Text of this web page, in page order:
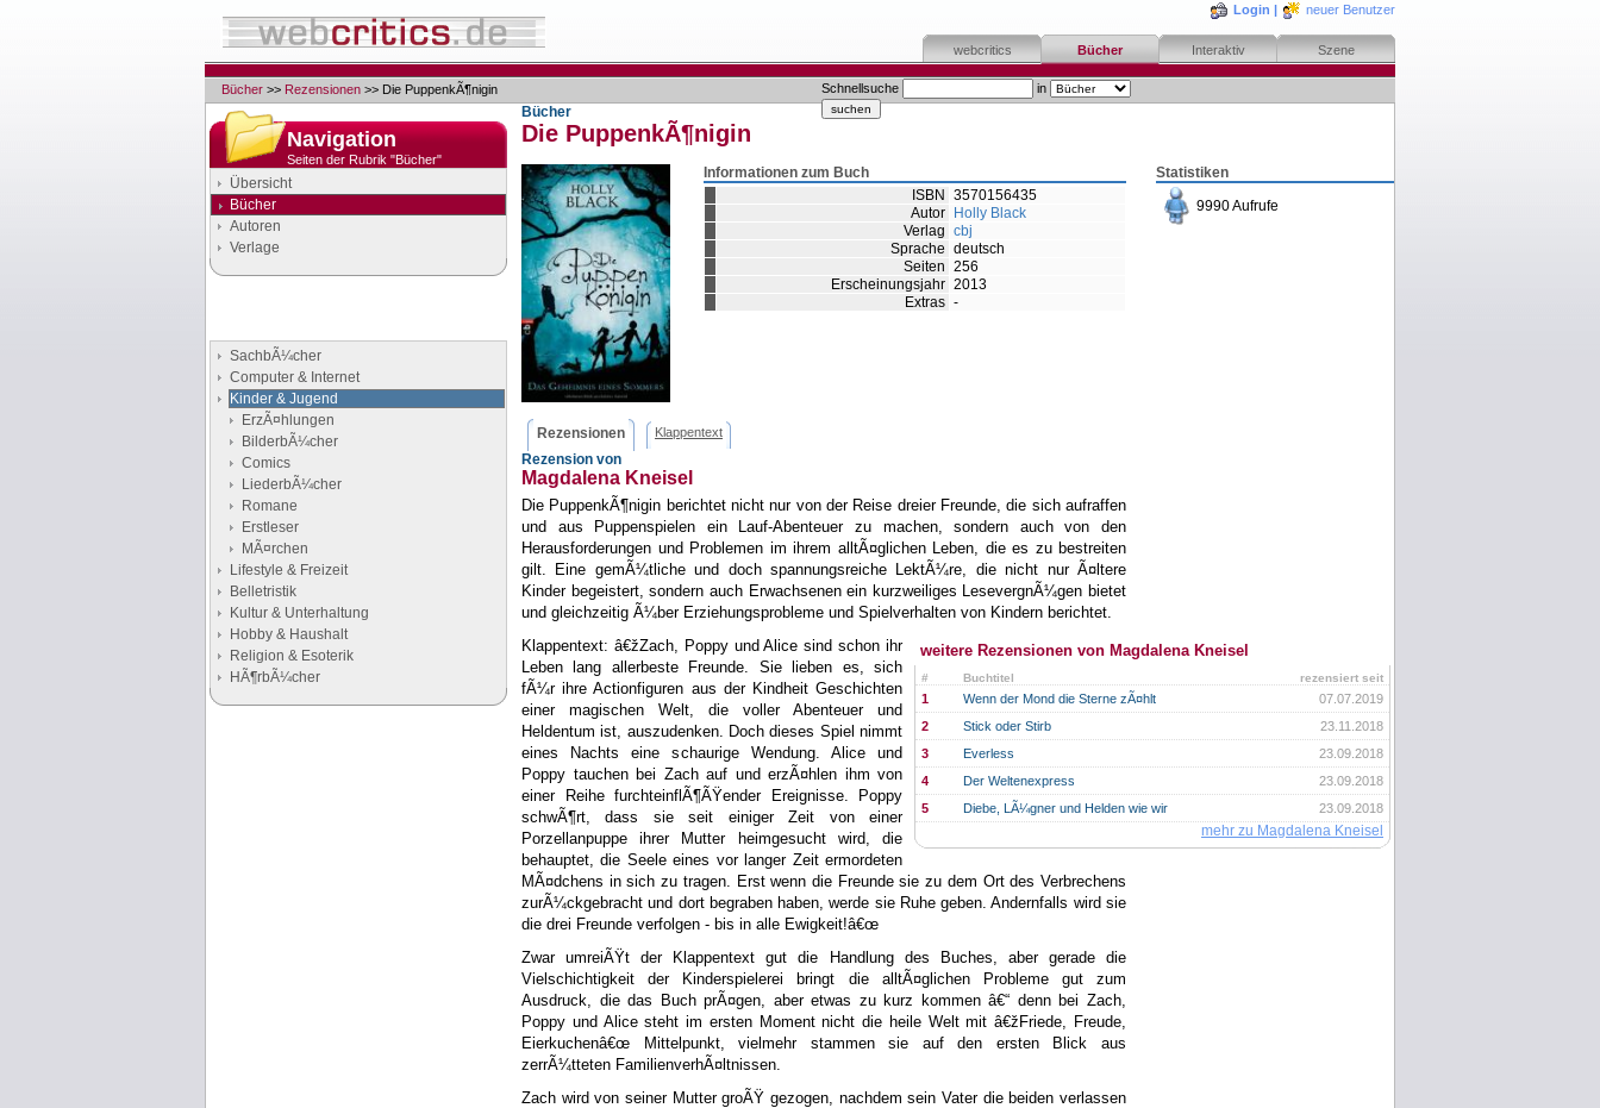
Login | neuer Benutzer
webcritics Bücher Interaktiv Szene
Schnellsuche in
Bücher >> Rezensionen >> Die PuppenkÃ¶nigin
Navigation
Seiten der Rubrik "Bücher"
Übersicht
Bücher
Autoren
Verlage
SachbÃ¼cher
Computer & Internet
Kinder & Jugend
ErzÃ¤hlungen
BilderbÃ¼cher
Comics
LiederbÃ¼cher
Romane
Erstleser
MÃ¤rchen
Lifestyle & Freizeit
Belletristik
Kultur & Unterhaltung
Hobby & Haushalt
Religion & Esoterik
HÃ¶rbÃ¼cher
Bücher
Die PuppenkÃ¶nigin
Statistiken
9990 Aufrufe
Informationen zum Buch
ISBN
3570156435
Autor
Holly Black
Verlag cbj
Sprache deutsch
Seiten 256
Erscheinungsjahr 2013
Extras -
Rezensionen Klappentext
Rezension von
Magdalena Kneisel
Die PuppenkÃ¶nigin berichtet nicht nur von der Reise dreier Freunde, die sich aufraffen
und aus Puppenspielen ein Lauf-Abenteuer zu machen, sondern auch von den
Herausforderungen und Problemen im ihrem alltÃ¤glichen Leben, die es zu bestreiten
gilt. Eine gemÃ¼tliche und doch spannungsreiche LektÃ¼re, die nicht nur Ã¤ltere
Kinder begeistert, sondern auch Erwachsenen ein kurzweiliges LesevergnÃ¼gen bietet
und gleichzeitig Ã¼ber Erziehungsprobleme und Spielverhalten von Kindern berichtet.
weitere Rezensionen von Magdalena Kneisel
# rezensiert seit
Buchtitel
1 07.07.2019
Wenn der Mond die Sterne zÃ¤hlt
2
23.11.2018
Stick oder Stirb
3
23.09.2018
Everless
4
23.09.2018
Der Weltenexpress
5
23.09.2018
Diebe, LÃ¼gner und Helden wie wir
mehr zu Magdalena Kneisel
Klappentext: â€žZach, Poppy und Alice sind schon ihr
Leben lang allerbeste Freunde. Sie lieben es, sich
fÃ¼r ihre Actionfiguren aus der Kindheit Geschichten
einer magischen Welt, die voller Abenteuer und
Heldentum ist, auszudenken. Doch dieses Spiel nimmt
eines Nachts eine schaurige Wendung. Alice und
Poppy tauchen bei Zach auf und erzÃ¤hlen ihm von
einer Reihe furchteinflÃ¶ÃŸender Ereignisse. Poppy
schwÃ¶rt, dass sie seit einiger Zeit von einer
Porzellanpuppe ihrer Mutter heimgesucht wird, die
behauptet, die Seele eines vor langer Zeit ermordeten
MÃ¤dchens in sich zu tragen. Erst wenn die Freunde sie zu dem Ort des Verbrechens
zurÃ¼ckgebracht und dort begraben haben, werde sie Ruhe geben. Andernfalls wird sie
die drei Freunde verfolgen - bis in alle Ewigkeit!â€œ
Zwar umreiÃŸt der Klappentext gut die Handlung des Buches, aber gerade die
Vielschichtigkeit der Kinderspielerei bringt die alltÃ¤glichen Probleme gut zum
Ausdruck, die das Buch prÃ¤gen, aber etwas zu kurz kommen â€“ denn bei Zach,
Poppy und Alice steht im ersten Moment nicht die heile Welt mit â€žFriede, Freude,
Eierkuchenâ€œ Mittelpunkt, vielmehr stammen sie auf den ersten Blick aus
zerrÃ¼tteten FamilienverhÃ¤ltnissen.
Zach wird von seiner Mutter groÃŸ gezogen, nachdem sein Vater die beiden verlassen